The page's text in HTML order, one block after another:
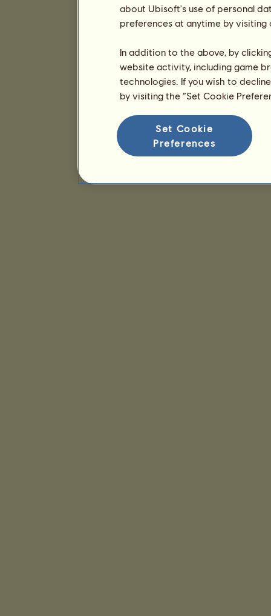
about Ubisoft's use of personal
preferences at anytime by
In addition to the above, by
website activity, including game
technologies. If you wish to
by visiting the “Set Cookie
Set Cookie
Preferences